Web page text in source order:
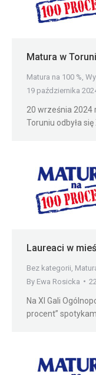
Matura w
Matura na 100 %
19 października
20 września 2024
Toruniu odbyła
Laureaci w
Bez kategorii
By Ewa Rosicka
Na XI Gali
procent”